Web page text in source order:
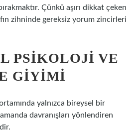
Çünkü aşırı dikkat çeken
zihninde gereksiz yorum zincirleri
PSIKOLOJI VE
GIYIMI
yalnızca bireysel bir
davranışları yönlendiren